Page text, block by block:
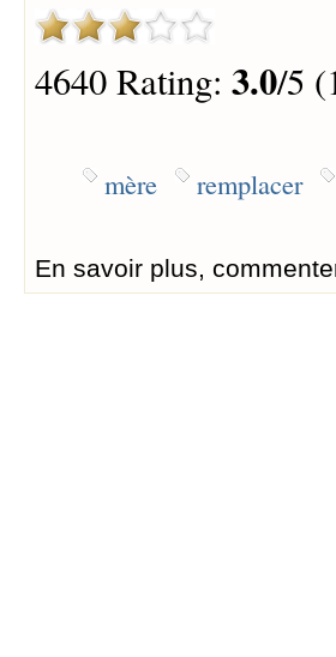
4640 Rating: 3.0/5
mère remplacer
En savoir plus,